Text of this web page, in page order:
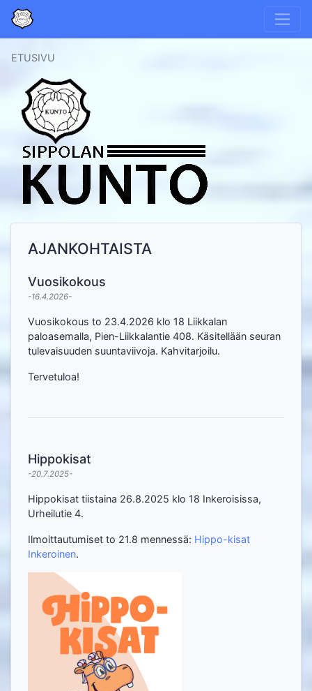
ETUSIVU
AJANKOHTAISTA
Vuosikokous
-16.4.2026-
Vuosikokous to 23.4.2026 klo 18 Liikkalan
paloasemalla, Pien-Liikkalantie 408. Käsitellään seuran
tulevaisuuden suuntaviivoja. Kahvitarjoilu.
Tervetuloa!
Hippokisat
-20.7.2025-
Hippokisat tiistaina 26.8.2025 klo 18 Inkeroisissa,
Urheilutie 4.
Ilmoittautumiset to 21.8 mennessä: Hippo-kisat
Inkeroinen.